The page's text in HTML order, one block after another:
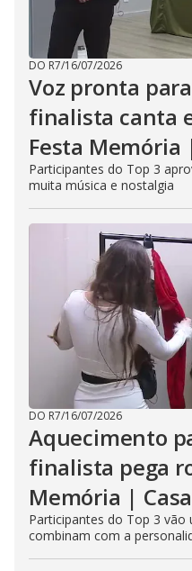
DO R7/16/07/2026
Voz pronta
finalista canta
Festa Memória
Participantes do Top 3
muita música e nostalgia
DO R7/16/07/2026
Aquecimento
finalista pega
Memória |
Participantes do Top 3 vão
combinam com a